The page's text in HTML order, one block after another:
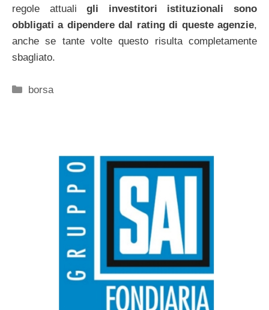
regole attualigli investitori istituzionali sono
obbligati a dipendere dal rating di queste agenzie,
anche se tante volte questo risulta completamente
sbagliato.
Categorie
borsa